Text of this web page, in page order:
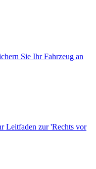
Sie Ihr Fahrzeug an
Leitfaden zur 'Rechts vor